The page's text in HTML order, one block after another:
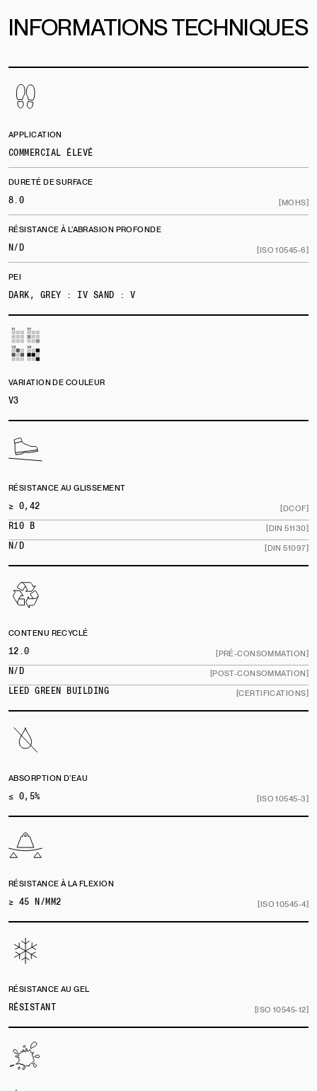
INFORMATIONS TECHNIQUES
APPLICATION
COMMERCIAL ÉLEVÉ
DURETÉ DE SURFACE
8.0
[MOHS]
RÉSISTANCE À L’ABRASION PROFONDE
N/D
[ISO 10545-6]
PEI
DARK, GREY : IV SAND : V
VARIATION DE COULEUR
V3
RÉSISTANCE AU GLISSEMENT
≥ 0,42
[DCOF]
R10 B
[DIN 51130]
N/D
[DIN 51097]
CONTENU RECYCLÉ
12.0
[PRÉ-CONSOMMATION]
N/D
[POST-CONSOMMATION]
LEED GREEN BUILDING
[CERTIFICATIONS]
ABSORPTION D’EAU
≤ 0,5%
[ISO 10545-3]
RÉSISTANCE À LA FLEXION
≥ 45 N/MM2
[ISO 10545-4]
RÉSISTANCE AU GEL
RÉSISTANT
[ISO 10545-12]